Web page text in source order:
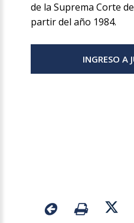
de la Suprema Corte
partir del año 1984.
INGRESO A